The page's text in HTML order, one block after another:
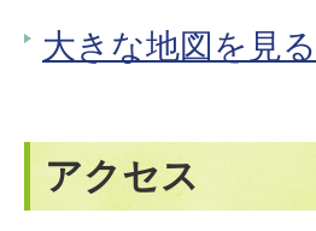
大きな地図を見
アクセス